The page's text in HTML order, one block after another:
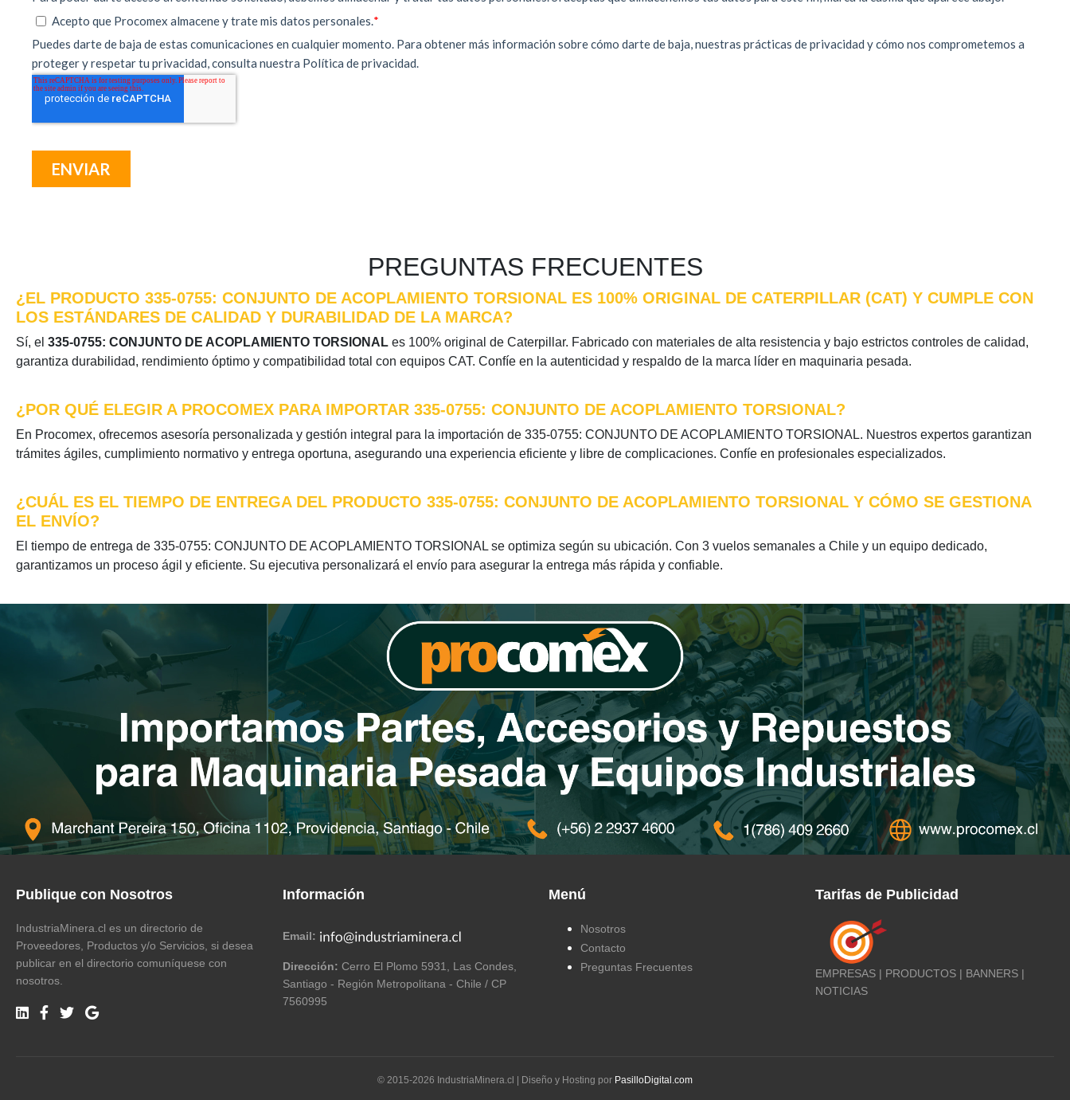
PREGUNTAS FRECUENTES
¿EL PRODUCTO 335-0755: CONJUNTO DE ACOPLAMIENTO TORSIONAL ES 100% ORIGINAL DE CATERPILLAR (CAT) Y CUMPLE CON
LOS ESTÁNDARES DE CALIDAD Y DURABILIDAD DE LA MARCA?
Sí, el 335-0755: CONJUNTO DE ACOPLAMIENTO TORSIONAL es 100% original de Caterpillar. Fabricado con materiales de alta resistencia y bajo estrictos controles de calidad,
garantiza durabilidad, rendimiento óptimo y compatibilidad total con equipos CAT. Confíe en la autenticidad y respaldo de la marca líder en maquinaria pesada.
¿POR QUÉ ELEGIR A PROCOMEX PARA IMPORTAR 335-0755: CONJUNTO DE ACOPLAMIENTO TORSIONAL?
En Procomex, ofrecemos asesoría personalizada y gestión integral para la importación de 335-0755: CONJUNTO DE ACOPLAMIENTO TORSIONAL. Nuestros expertos garantizan
trámites ágiles, cumplimiento normativo y entrega oportuna, asegurando una experiencia eficiente y libre de complicaciones. Confíe en profesionales especializados.
¿CUÁL ES EL TIEMPO DE ENTREGA DEL PRODUCTO 335-0755: CONJUNTO DE ACOPLAMIENTO TORSIONAL Y CÓMO SE GESTIONA
EL ENVÍO?
El tiempo de entrega de 335-0755: CONJUNTO DE ACOPLAMIENTO TORSIONAL se optimiza según su ubicación. Con 3 vuelos semanales a Chile y un equipo dedicado,
garantizamos un proceso ágil y eficiente. Su ejecutiva personalizará el envío para asegurar la entrega más rápida y confiable.
Publique con Nosotros
IndustriaMinera.cl es un directorio de
Proveedores, Productos y/o Servicios, si desea
publicar en el directorio comuníquese con
nosotros.
Información
Email:
Dirección: Cerro El Plomo 5931, Las Condes,
Santiago - Región Metropolitana - Chile / CP
7560995
Menú
Nosotros
Contacto
Preguntas Frecuentes
Tarifas de Publicidad
EMPRESAS | PRODUCTOS | BANNERS |
NOTICIAS
© 2015-2026 IndustriaMinera.cl | Diseño y Hosting por PasilloDigital.com